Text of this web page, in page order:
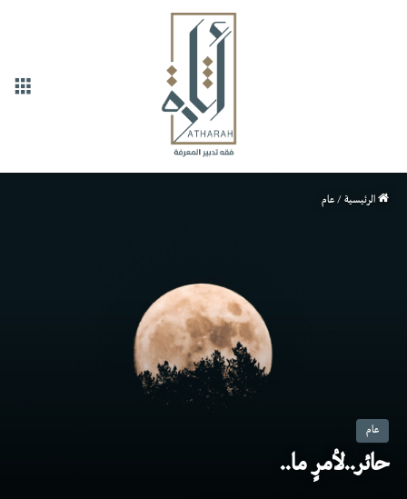
الرئيسية / عام
عام
حائر..لأمرٍ ما..